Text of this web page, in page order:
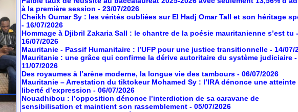
à la première session - 23/07/2026
Cheikh Oumar Sy : les vérités oubliées sur El Hadj Omar Tall et son héritage
- 16/07/2026
Hommage à Djibril Zakaria Sall : le chantre de la poésie mauritanienne s’est tu -
16/07/2026
Mauritanie - Passif Humanitaire : l’UFP pour une justice transitionnelle - 14/07/
Mauritanie : une grâce qui confirme la dérive autoritaire du système judiciaire -
11/07/2026
Des royaumes à l’arène moderne, la longue vie des tambours - 06/07/2026
Mauritanie – Arrestation du tiktokeur Mohamed Sy : l’IRA dénonce une atteinte
liberté d’expression - 06/07/2026
Nouadhibou : l’opposition dénonce l’interdiction de sa caravane de
sensibilisation et maintient son rassemblement - 05/07/2026